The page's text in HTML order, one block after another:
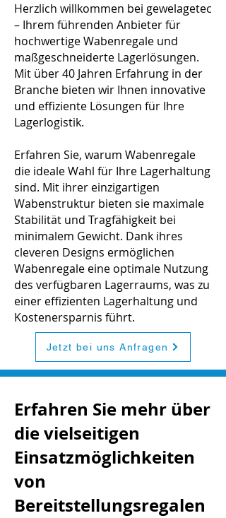
Herzlich willkommen bei gewelagetec
– Ihrem führenden Anbieter für
hochwertige Wabenregale und
maßgeschneiderte Lagerlösungen.
Mit über 40 Jahren Erfahrung in der
Branche bieten wir Ihnen innovative
und effiziente Lösungen für Ihre
Lagerlogistik.
Erfahren Sie, warum Wabenregale
die ideale Wahl für Ihre Lagerhaltung
sind. Mit ihrer einzigartigen
Wabenstruktur bieten sie maximale
Stabilität und Tragfähigkeit bei
minimalem Gewicht. Dank ihres
cleveren Designs ermöglichen
Wabenregale eine optimale Nutzung
des verfügbaren Lagerraums, was zu
einer effizienten Lagerhaltung und
Kostenersparnis führt.
Jetzt bei uns Anfragen
Erfahren Sie mehr über
die vielseitigen
Einsatzmöglichkeiten
von
Bereitstellungsregalen